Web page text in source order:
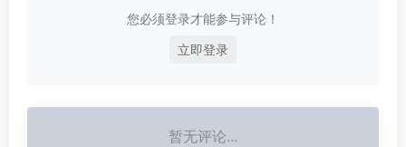
您必须登录才能参与评论！
立即登录
暂无评论...